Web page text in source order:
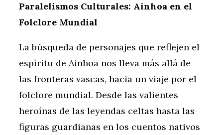
Paralelismos Culturales: Ainhoa en el
Folclore Mundial
La búsqueda de personajes que reflejen el
espíritu de Ainhoa nos lleva más allá de
las fronteras vascas, hacia un viaje por el
folclore mundial. Desde las valientes
heroínas de las leyendas celtas hasta las
figuras guardianas en los cuentos nativos